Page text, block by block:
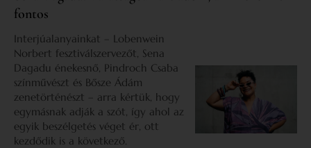
fontos
Interjúalanyainkat – Lobenwein
Norbert fesztiválszervezőt, Sena
Dagadu énekesnő, Pindroch Csaba
színművészt és Bősze Ádám
zenetörténészt – arra kértük, hogy
egymásnak adják a szót, így ahol az
egyik beszélgetés véget ér, ott
kezdődik is a következő.